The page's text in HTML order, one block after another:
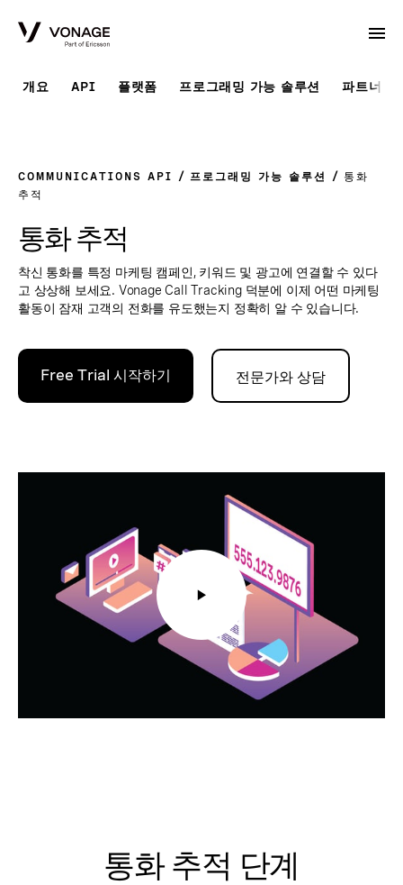
개요 API 플랫폼 프로그래밍 가능 솔루션 파트너 솔
COMMUNICATIONS API 프로그래밍 가능 솔루션
통화
추적
통화 추적
착신 통화를 특정 마케팅 캠페인, 키워드 및 광고에 연결할 수 있다
고 상상해 보세요. Vonage Call Tracking 덕분에 이제 어떤 마케팅
활동이 잠재 고객의 전화를 유도했는지 정확히 알 수 있습니다.
Free Trial 시작하기 전문가와 상담
통화 추적 단계